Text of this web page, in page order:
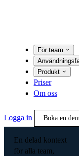
För team
Produkt
Priser
Om oss
Logga in Boka en
En delad kontext
för alla team,